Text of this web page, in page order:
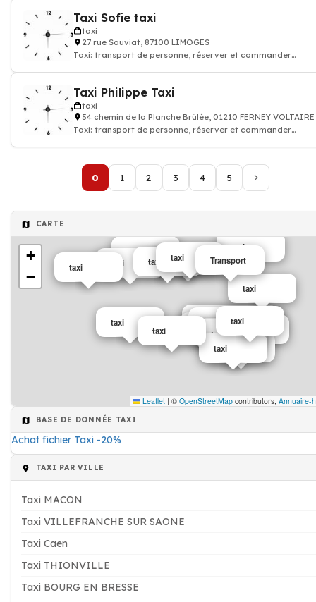
Taxi Sofie taxi
taxi
27 rue Sauviat, 87100 LIMOGES
Taxi: transport de personne, réserver et commander
Taxi Philippe Taxi
taxi
54 chemin de la Planche Brûlée, 01210 FERNEY VOLTAIRE
Taxi: transport de personne, réserver et commander
0 1 2 3 4 5
CARTE
Vêtement enfant
Vêtement enfant
taxi taxi
Vêtement enfant
taxi
taxi
taxi
taxi
taxi
taxi
taxi
taxi
taxi
taxi taxi Transport
taxi
taxi
+
−
Leaflet | © OpenStreetMap contributors, Annuaire-
BASE DE DONNÉE TAXI
Achat fichier Taxi -20%
TAXI PAR VILLE
Taxi MACON
Taxi VILLEFRANCHE SUR SAONE
Taxi Caen
Taxi THIONVILLE
Taxi BOURG EN BRESSE